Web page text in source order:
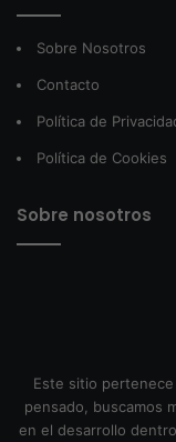
Sobre Nosotros
Contacto
Política de
Política de Cookies
Sobre nosotros
Este sitio
pensado, buscamos
en el desarrollo